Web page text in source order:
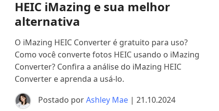
HEIC iMazing e sua melhor
alternativa
O iMazing HEIC Converter é gratuito para uso?
Como você converte fotos HEIC usando o iMazing
Converter? Confira a análise do iMazing HEIC
Converter e aprenda a usá-lo.
Postado porAshley Mae | 21.10.2024